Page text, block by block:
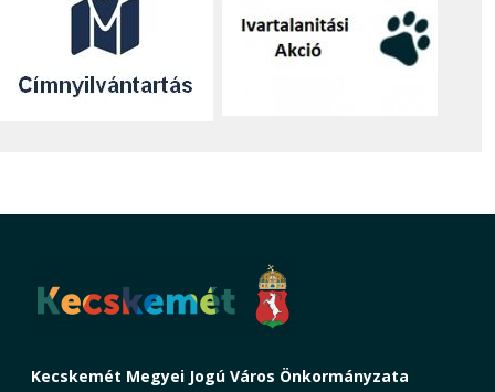
Kecskemét Megyei Jogú Város Önkormányzata